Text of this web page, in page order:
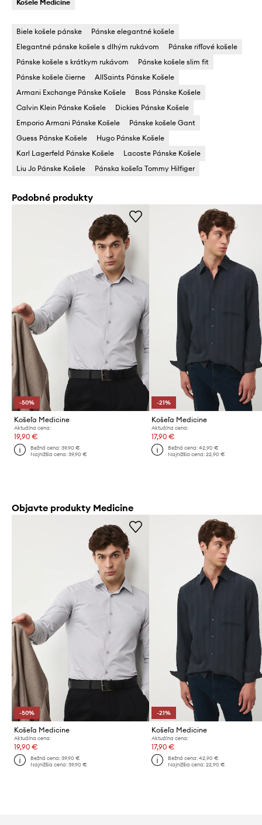
Košele Medicine
Biele košele pánske
Pánske elegantné košele
Elegantné pánske košele s dlhým rukávom
Pánske rifľové košele
Pánske košele s krátkym rukávom
Pánske košele slim fit
Pánske košele čierne
AllSaints Pánske Košele
Armani Exchange Pánske Košele
Boss Pánske Košele
Calvin Klein Pánske Košele
Dickies Pánske Košele
Emporio Armani Pánske Košele
Pánske košele Gant
Guess Pánske Košele
Hugo Pánske Košele
Karl Lagerfeld Pánske Košele
Lacoste Pánske Košele
Liu Jo Pánske Košele
Pánska košeľa Tommy Hilfiger
Podobné produkty
-50%
Košeľa Medicine
Aktuálna cena:
19,90 €
Bežná cena:39,90 €
Najnižšia cena:39,90 €
-21%
Košeľa Medicine
Aktuálna cena:
17,90 €
Bežná cena: 42,90 €
Najnižšia cena: 22,90 €
Objavte produkty Medicine
-50%
Košeľa Medicine
Aktuálna cena:
19,90 €
Bežná cena:39,90 €
Najnižšia cena:39,90 €
-21%
Košeľa Medicine
Aktuálna cena:
17,90 €
Bežná cena: 42,90 €
Najnižšia cena: 22,90 €